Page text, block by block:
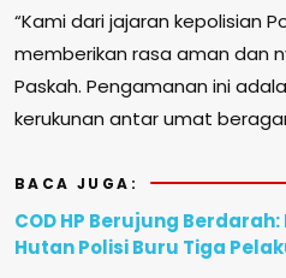
“Kami dari jajaran kepolisian
memberikan rasa aman dan
Paskah. Pengamanan ini
kerukunan antar umat
BACA JUGA:
COD HP Berujung
Hutan Polisi Buru Tiga